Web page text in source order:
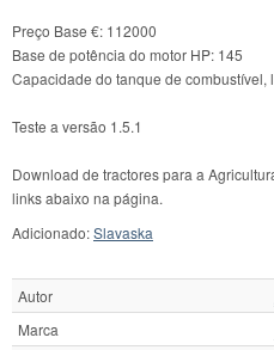
Preço Base €: 112000
Base de potência do motor HP: 145
Capacidade do tanque de combustível,
Teste a versão 1.5.1
Download de tractores para a
links abaixo na página.
Adicionado:Slavaska
Autor
Marca